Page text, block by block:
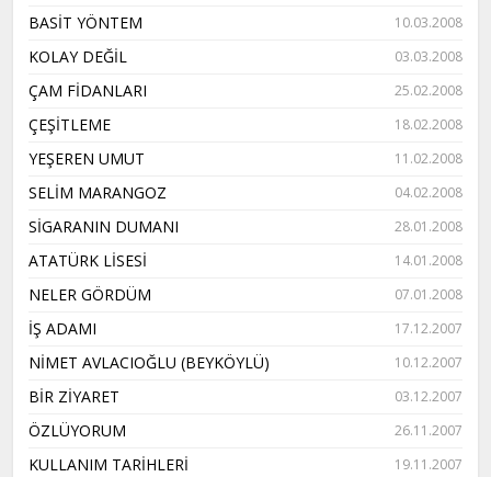
BASİT YÖNTEM 10.03.2008
KOLAY DEĞİL 03.03.2008
ÇAM FİDANLARI 25.02.2008
ÇEŞİTLEME 18.02.2008
YEŞEREN UMUT 11.02.2008
SELİM MARANGOZ 04.02.2008
SİGARANIN DUMANI 28.01.2008
ATATÜRK LİSESİ 14.01.2008
NELER GÖRDÜM 07.01.2008
İŞ ADAMI 17.12.2007
NİMET AVLACIOĞLU (BEYKÖYLÜ) 10.12.2007
BİR ZİYARET 03.12.2007
ÖZLÜYORUM 26.11.2007
KULLANIM TARİHLERİ 19.11.2007